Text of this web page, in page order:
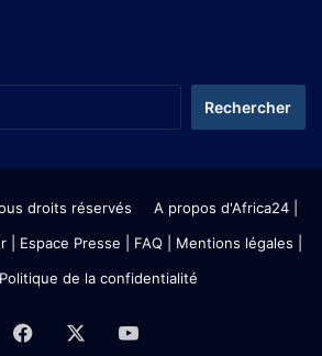
droits réservés A propos d'Africa24|
| Espace Presse | FAQ | Mentions légales
Politique de la confidentialité